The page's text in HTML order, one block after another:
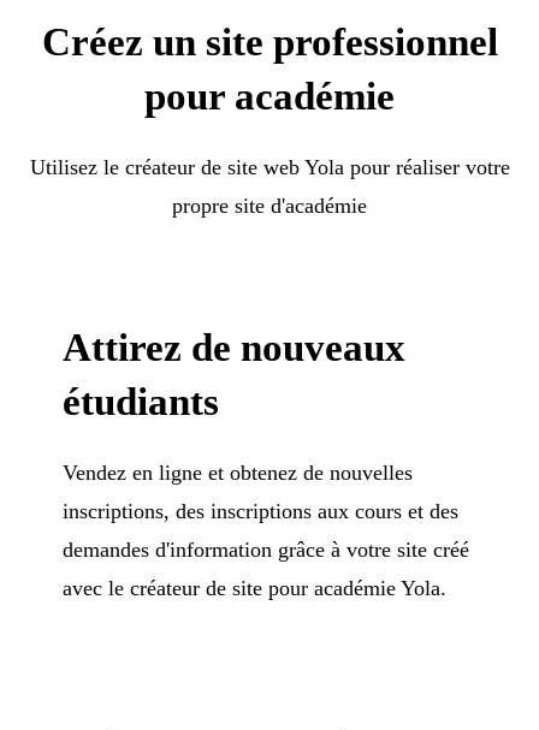
Créez un site professionnel
pour académie
Utilisez le créateur de site web Yola pour réaliser votre
propre site d'académie
Attirez de nouveaux
étudiants
Vendez en ligne et obtenez de nouvelles
inscriptions, des inscriptions aux cours et des
demandes d'information grâce à votre site créé
avec le créateur de site pour académie Yola.